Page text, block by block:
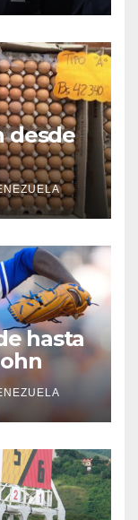
desde
hasta